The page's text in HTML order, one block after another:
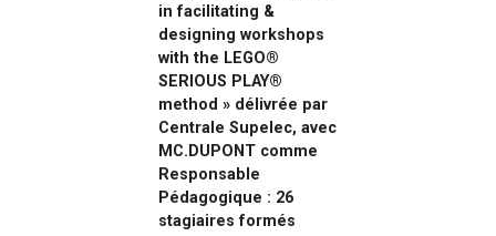
in facilitating &
designing workshops
with the LEGO®
SERIOUS PLAY®
method » délivrée par
Centrale Supelec, avec
MC.DUPONT comme
Responsable
Pédagogique : 26
stagiaires formés